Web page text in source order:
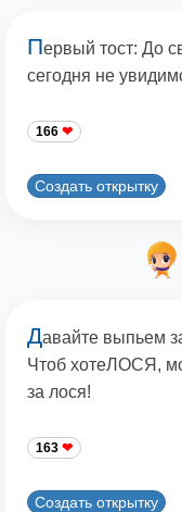
Первый тост: До
сегодня не
166
Создать открытку
Давайте выпьем
Чтоб хотеЛОСЯ,
за лося!
163
Создать открытку